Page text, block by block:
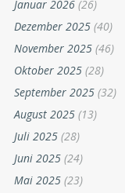
Januar 2026 (26)
Dezember 2025 (40)
November 2025 (46)
Oktober 2025 (28)
September 2025 (32)
August 2025 (13)
Juli 2025 (28)
Juni 2025 (24)
Mai 2025 (23)